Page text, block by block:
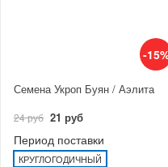
-
Семена Укроп Буян / Аэлита
24 руб 21 руб
Период поставки
КРУГЛОГОДИЧНЫЙ